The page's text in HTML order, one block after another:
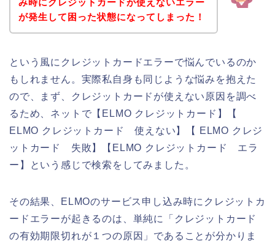
み時にクレジットカードが使えないエラー
が発生して困った状態になってしまった！
という風にクレジットカードエラーで悩んでいるのか
もしれません。実際私自身も同じような悩みを抱えた
ので、まず、クレジットカードが使えない原因を調べ
るため、ネットで【ELMO クレジットカード】【
ELMO クレジットカード 使えない】【 ELMO クレジ
ットカード 失敗】【ELMO クレジットカード エラ
ー】という感じで検索をしてみました。
その結果、ELMOのサービス申し込み時にクレジットカ
ードエラーが起きるのは、単純に「クレジットカード
の有効期限切れが１つの原因」であることが分かりま